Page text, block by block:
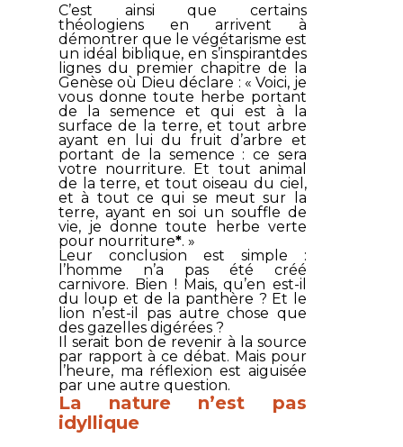
C’est ainsi que certains
théologiens en arrivent à
démontrer que le végétarisme est
un idéal biblique, en s’inspirantdes
lignes du premier chapitre de la
Genèse où Dieu déclare : «Voici, je
vous donne toute herbe portant
de la semence et qui est à la
surface de la terre, et tout arbre
ayant en lui du fruit d’arbre et
portant de la semence : ce sera
votre nourriture. Et tout animal
de la terre, et tout oiseau du ciel,
et à tout ce qui se meut sur la
terre, ayant en soi un souffle de
vie, je donne toute herbe verte
pour nourriture*. »
Leur conclusion est simple :
l’homme n’a pas été créé
carnivore. Bien ! Mais, qu’en est-il
du loup et de la panthère ? Et le
lion n’est-il pas autre chose que
des gazelles digérées ?
Il serait bon de revenir à la source
par rapport à ce débat. Mais pour
l’heure, ma réflexion est aiguisée
par une autre question.
La nature n’est pas
idyllique